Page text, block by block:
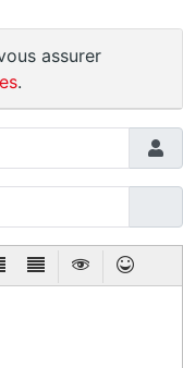
assurer
.